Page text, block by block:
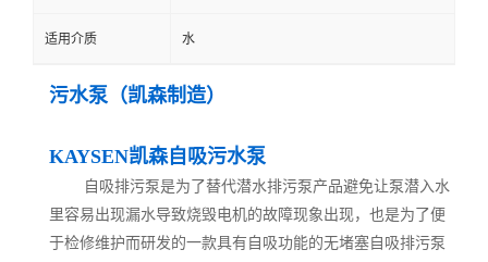
适用介质 水
污水泵（凯森制造）
KAYSEN凯森自吸污水泵
自吸排污泵是为了替代潜水排污泵产品避免让泵潜入水
里容易出现漏水导致烧毁电机的故障现象出现，也是为了便
于检修维护而研发的一款具有自吸功能的无堵塞自吸排污泵